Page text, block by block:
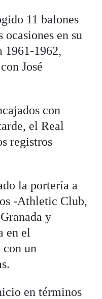
11 balones
en su
1961-1962,
José
con
el Real
registros
la portería a
-Athletic Club,
y
en el
un
en términos